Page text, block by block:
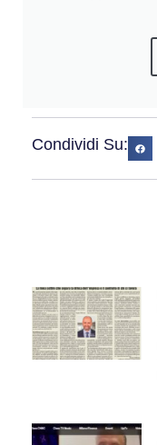
Condividi Su: